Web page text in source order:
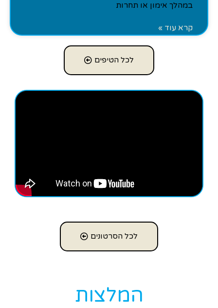
במהלך אימון או תחרות
קרא עוד »
לכל הטיפים
לכל הסרטונים
המלצות